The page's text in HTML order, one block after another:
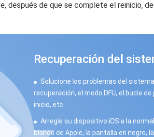
después de que se complete el reinicio,
Recuperación del
Solucione los problemas del
recuperación, el modo DFU, el bucle de
inicio, etc.
Arregle su dispositivo iOS a la
blanco de Apple, la pantalla en negro,